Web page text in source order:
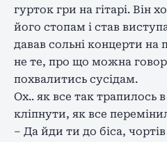
гурток гри на гітарі. Він
його стопам і став
давав сольні концерти на
не те, про що можна
похвалитись сусідам.
Ох.. як все так трапилось
кліпнути, як все
– Да йди ти до біса,